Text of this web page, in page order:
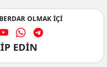
OLMAK İÇİ
EDİN